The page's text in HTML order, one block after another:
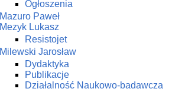
Ogłoszenia
Mazuro Paweł
Mezyk Lukasz
Resistojet
Milewski Jarosław
Dydaktyka
Publikacje
Działalność Naukowo-badawcza